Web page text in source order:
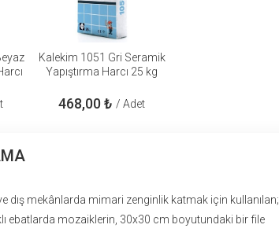
Kalekim 1051 Gri Seramik
Yapıştırma Harcı 25 kg
468,00₺ / Adet
dış mekânlarda mimari zenginlik katmak için kullanılan;
ebatlarda mozaiklerin, 30x30 cm boyutundaki bir file